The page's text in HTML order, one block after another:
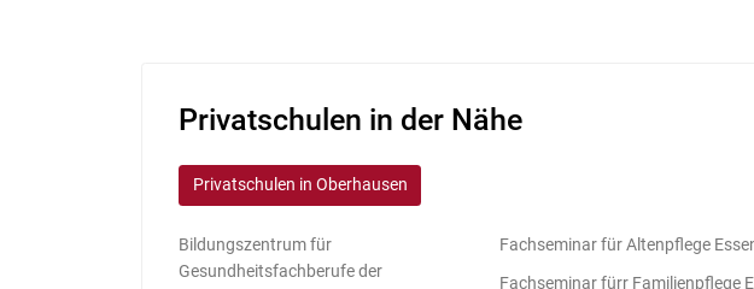
Privatschulen in der Nähe
Privatschulen in Oberhausen
Bildungszentrum für
Gesundheitsfachberufe der
Fachseminar für Altenpflege
Fachseminar fürr Familienpflege